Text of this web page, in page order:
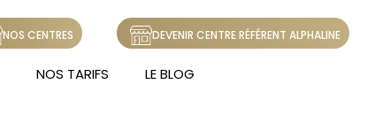
NOS CENTRES DEVENIR CENTRE RÉFÉRENT ALPHALINE
NOS TARIFS LE BLOG